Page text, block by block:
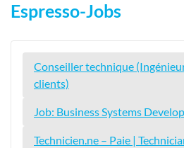
Espresso-Jobs
Conseiller technique
clients)
Job: Business Systems
Technicien.ne – Paie |